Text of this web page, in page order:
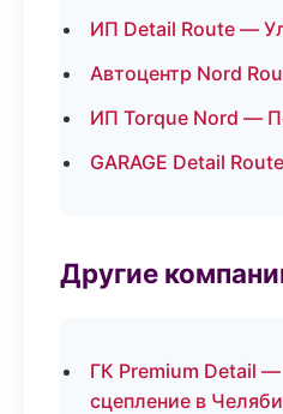
ИП Detail Route —
Автоцентр Nord
ИП Torque Nord —
GARAGE Detail
Другие
ГК Premium Detail
сцепление в